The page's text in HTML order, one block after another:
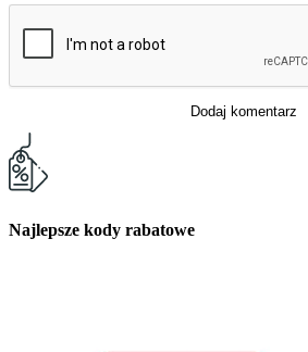
Dodaj komentarz
Najlepsze kody rabatowe